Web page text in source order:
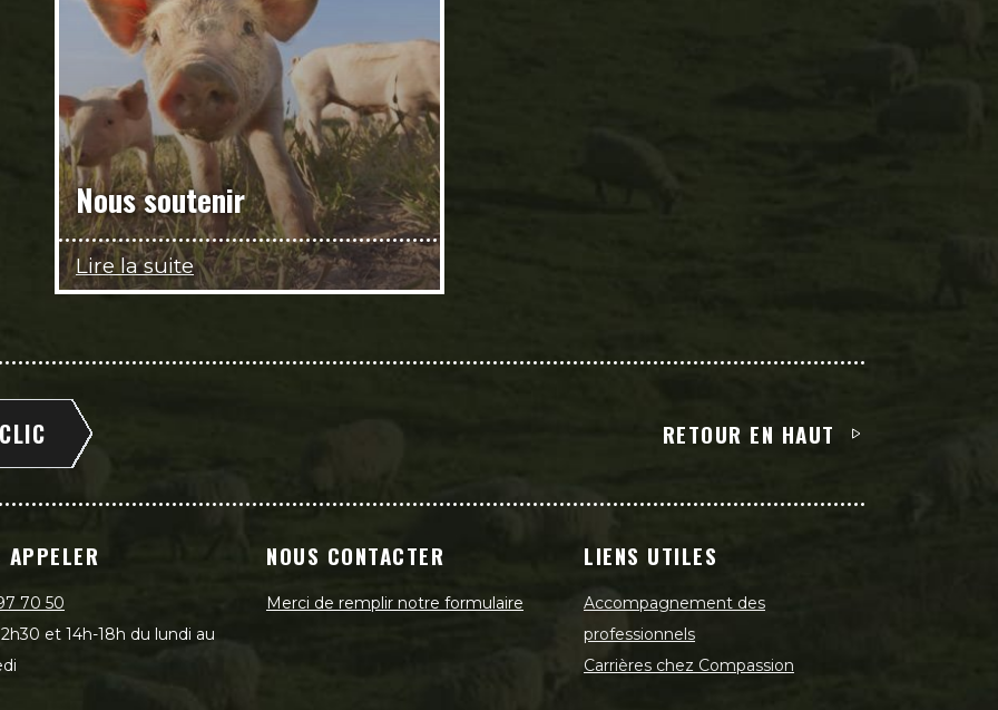
Nous soutenir
Lire la suite
RETOUR EN HAUT
APPELER
70 50
et 14h-18h du lundi au
NOUS CONTACTER
Merci de remplir notre formulaire
LIENS UTILES
Accompagnement des
professionnels
Carrières chez Compassion